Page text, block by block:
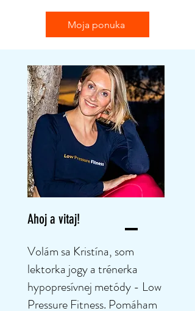
Moja ponuka
Ahoj a vitaj!
Volám sa Kristína, som
lektorka jogy a trénerka
hypopresívnej metódy - Low
Pressure Fitness. Pomáham